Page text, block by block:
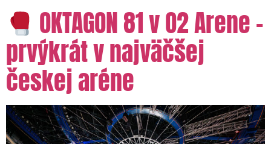
OKTAGON 81 v O2 Arene –
prvýkrát v najväčšej
českej aréne